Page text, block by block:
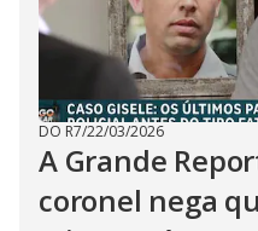
DO R7/22/03/2026
A Grande
coronel nega